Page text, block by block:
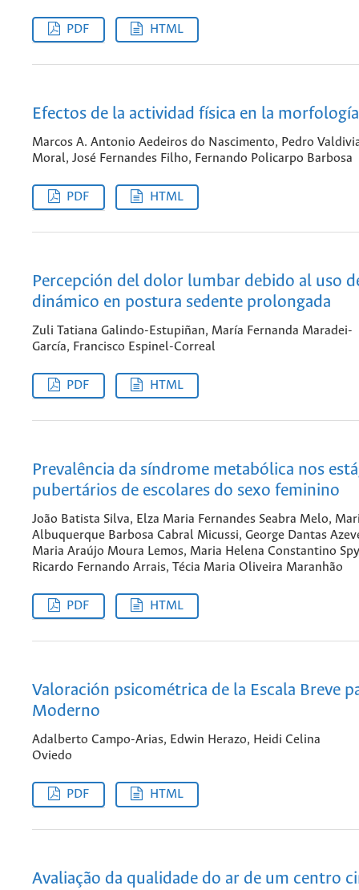
PDF HTML
Efectos de la actividad física en la
Marcos A. Antonio Aedeiros do Nascimento, Pedro
Moral, José Fernandes Filho, Fernando Policarpo Barbosa
PDF HTML
Percepción del dolor lumbar debido al uso
dinámico en postura sedente prolongada
Zuli Tatiana Galindo-Estupiñan, María Fernanda Maradei-
García, Francisco Espinel-Correal
PDF HTML
Prevalência da síndrome metabólica nos
pubertários de escolares do sexo feminino
João Batista Silva, Elza Maria Fernandes Seabra Melo,
Albuquerque Barbosa Cabral Micussi, George Dantas
Maria Araújo Moura Lemos, Maria Helena Constantino
Ricardo Fernando Arrais, Técia Maria Oliveira Maranhão
PDF HTML
Valoración psicométrica de la Escala Breve
Moderno
Adalberto Campo-Arias, Edwin Herazo, Heidi Celina
Oviedo
PDF HTML
Avaliação da qualidade do ar de um centro